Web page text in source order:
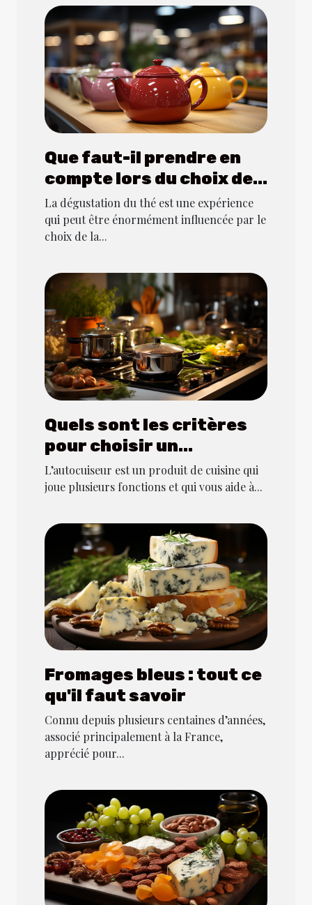
Que faut-il prendre en
compte lors du choix de
la meilleure théière ?
La dégustation du thé est une expérience
qui peut être énormément influencée par le
choix de la...
Quels sont les critères
pour choisir un
autocuiseur dans le
domaine de la cuisine ?
L’autocuiseur est un produit de cuisine qui
joue plusieurs fonctions et qui vous aide à...
Fromages bleus : tout ce
qu'il faut savoir
Connu depuis plusieurs centaines d’années,
associé principalement à la France,
apprécié pour...